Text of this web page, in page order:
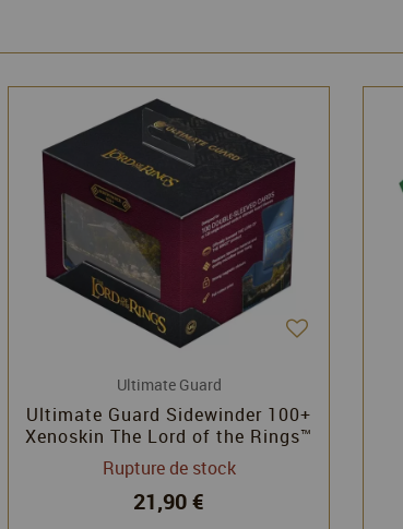
Ultimate Guard
Ultimate Guard Sidewinder 100+
Xenoskin The Lord of the Rings™
"Places of Middle-earth" -
Rivendell
Rupture de stock
21,90 €